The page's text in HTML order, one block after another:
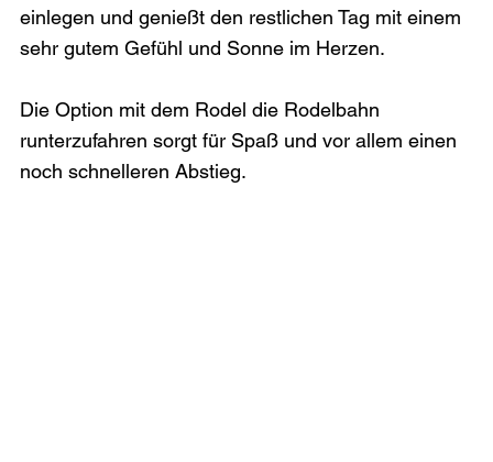
einlegen und genießt den restlichen Tag mit einem
sehr gutem Gefühl und Sonne im Herzen.
Die Option mit dem Rodel die Rodelbahn
runterzufahren sorgt für Spaß und vor allem einen
noch schnelleren Abstieg.